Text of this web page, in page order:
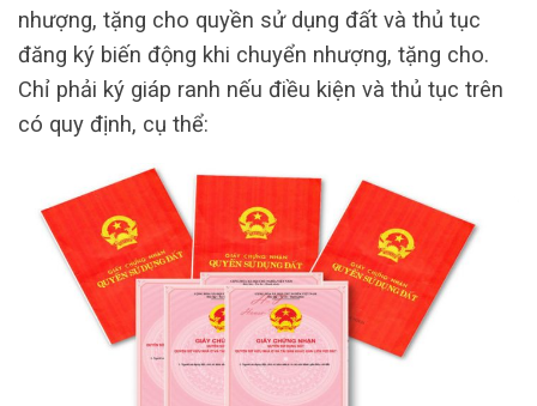
nhượng, tặng cho quyền sử dụng đất và thủ tục
đăng ký biến động khi chuyển nhượng, tặng cho.
Chỉ phải ký giáp ranh nếu điều kiện và thủ tục trên
có quy định, cụ thể: